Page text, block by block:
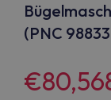
(PNC